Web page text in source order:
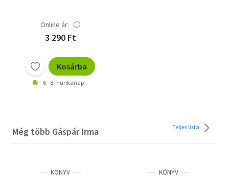
Online ár:
3 290 Ft
Kosárba
6 - 8 munkanap
Még több Gáspár Irma Teljes lista
KÖNYV KÖNYV